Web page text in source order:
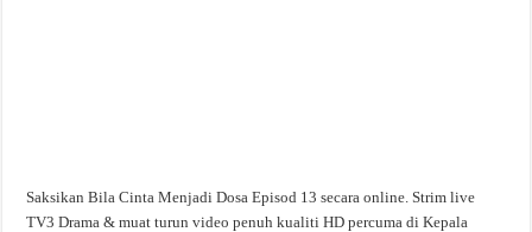
Saksikan Bila Cinta Menjadi Dosa Episod 13 secara online. Strim live
TV3 Drama & muat turun video penuh kualiti HD percuma di Kepala